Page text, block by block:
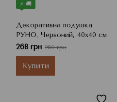
⚡ 🚚
Декоративна подушка
РУНО, Червоний, 40x40 см
268 грн 280 грн
Купити